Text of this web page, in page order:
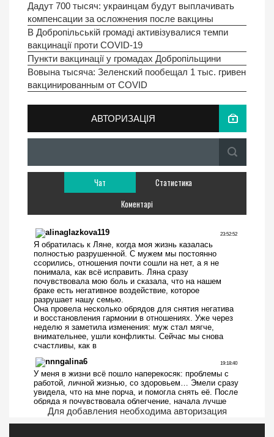
Дадут 700 тысяч: украинцам будут выплачивать
компенсации за осложнения после вакцины
В Добропільській громаді активізувалися темпи
вакцинації проти COVID-19
Пункти вакцинації у громадах Добропільщини
Вовына тысяча: Зеленский пообещал 1 тыс. гривен
вакцинированным от COVID
АВТОРИЗАЦІЯ
Чат
Статистика
Коментарі
Для добавления необходима авторизация